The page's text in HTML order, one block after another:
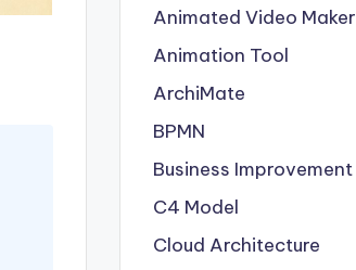
Animated Video Maker
Animation Tool
ArchiMate
BPMN
Business Improvement
C4 Model
Cloud Architecture